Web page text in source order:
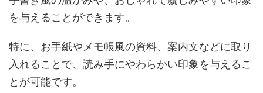
を与えることができます。
特に、お手紙やメモ帳風の資料、案内文などに取り
入れることで、読み手にやわらかい印象を与えるこ
とが可能です。